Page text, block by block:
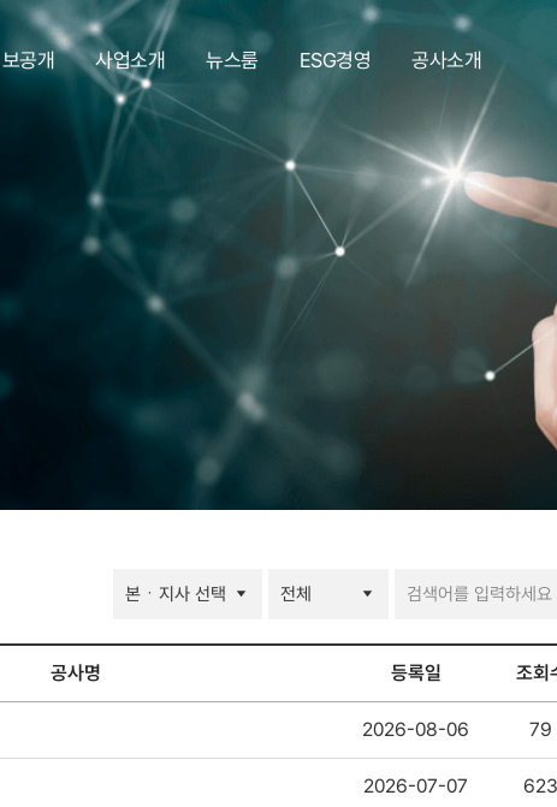
공개 사업소개 뉴스룸 ESG경영 공사소개
정보공개-
건축구조도면공개
공사명 등록일 조회
2026-08-06 79
2026-07-07 623